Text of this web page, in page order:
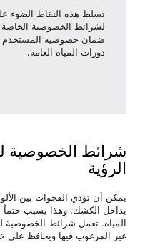
تسلط هذه النقاط الضوء
لشرائط الخصوصية
ضمان خصوصية المستخدم
دورات المياه العامة.
شرائط الخصوصية
الرؤية
يمكن أن تؤدي الفجوات بين
بداخل الكشك. وهذا يسبب حتماً
المياه. تعمل شرائط الخصوصية
غير المرغوب فيها ويحافظ